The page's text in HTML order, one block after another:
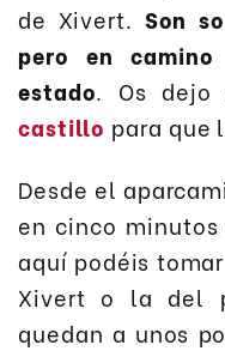
de Xivert. Son
pero en
estado. Os dejo
castillo para que
Desde el
en cinco
aquí podéis
Xivert o la del
quedan a unos